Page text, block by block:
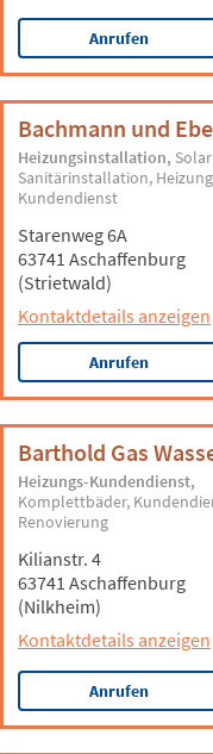
Anrufen
Bachmann und
Heizungsinstallation
Sanitärinstallation
Kundendienst
Starenweg 6A
63741 Aschaffenburg
(Strietwald)
Kontaktdetails anzeigen
Anrufen
Barthold Gas
Heizungs-Kundendienst
Komplettbäder
Renovierung
Kilianstr. 4
63741 Aschaffenburg
(Nilkheim)
Kontaktdetails anzeigen
Anrufen